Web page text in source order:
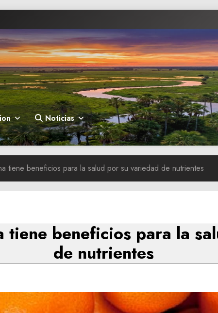
Noticias
tiene beneficios para la salud por su variedad de nutrientes
tiene beneficios para la
de nutrientes